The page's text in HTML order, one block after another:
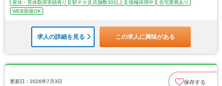
産休・育休取得実績有り
駅チカ 店舗数30以上 積極採用中
在宅業務あり
WEB面接OK
求人の詳細を見る この求人に興味がある
更新日：2026年7月3日 保存する